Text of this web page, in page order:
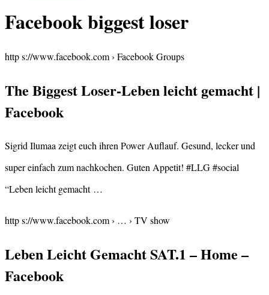
Facebook biggest loser
http s://www.facebook.com › Facebook Groups
The Biggest Loser-Leben leicht gemacht |
Facebook
Sigrid Ilumaa zeigt euch ihren Power Auflauf. Gesund, lecker und
super einfach zum nachkochen. Guten Appetit! #LLG #social
“Leben leicht gemacht …
http s://www.facebook.com › … › TV show
Leben Leicht Gemacht SAT.1 – Home –
Facebook